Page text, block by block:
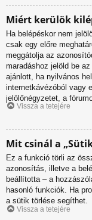
Miért kerülök
Ha belépéskor nem
csak egy előre
meggátolja az
maradáshoz jelöld be
ajánlott, ha nyilvános
internetkávézóból vagy
jelölőnégyzetet, a
Vissza a tetejére
Mit csinál a
Ez a funkció törli az
azonosítás, illetve a
beállította – a
hasonló funkciók. Ha
a sütik törlése segíthet.
Vissza a tetejére